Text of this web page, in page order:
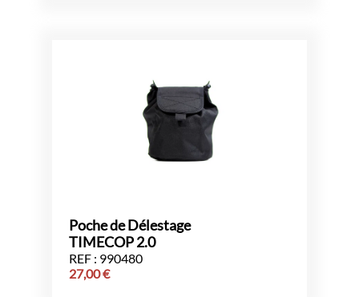
Poche de Délestage
TIMECOP 2.0
REF : 990480
27,00€